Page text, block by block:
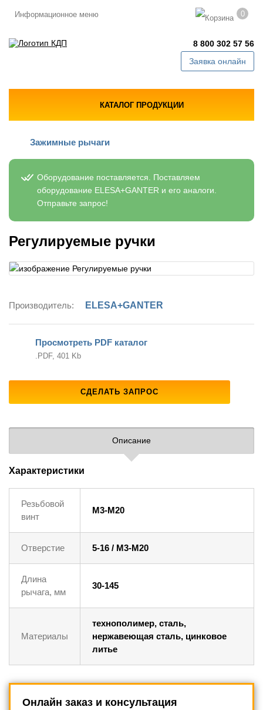
Информационное меню 0
8 800 302 57 56
Заявка онлайн
КАТАЛОГ ПРОДУКЦИИ
Зажимные рычаги
Оборудование поставляется. Поставляем
оборудование ELESA+GANTER и его аналоги.
Отправьте запрос!
Регулируемые ручки
Производитель: ELESA+GANTER
Просмотреть PDF каталог
.PDF, 401 Kb
СДЕЛАТЬ ЗАПРОС
Описание
Характеристики
Резьбовой
винт
M3-M20
Отверстие 5-16 / M3-M20
Длина
рычага, мм
30-145
Материалы
технополимер, сталь,
нержавеющая сталь, цинковое
литье
Онлайн заказ и консультация